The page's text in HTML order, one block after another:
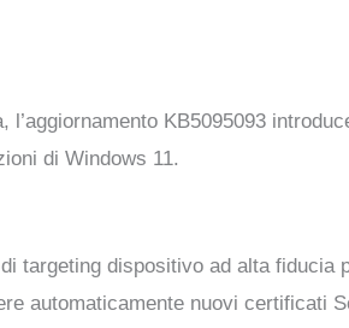
KB5095093
di Windows 11.
targeting dispositivo ad alta
automaticamente nuovi certificati